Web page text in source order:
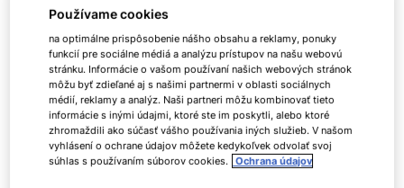
Plynový kondenzačný
kotol CGB-2-75/100
Plynový kondenzačný kotol
Používame cookies
na optimálne prispôsobenie nášho obsahu a reklamy, ponuky
funkcií pre sociálne médiá a analýzu prístupov na našu webovú
stránku. Informácie o vašom používaní našich webových stránok
môžu byť zdieľané aj s našimi partnermi v oblasti sociálnych
médií, reklamy a analýz. Naši partneri môžu kombinovať tieto
informácie s inými údajmi, ktoré ste im poskytli, alebo ktoré
zhromaždili ako súčasť vášho používania iných služieb. V našom
vyhlásení o ochrane údajov môžete kedykoľvek odvolať svoj
súhlas s používaním súborov cookies. Ochrana údajov